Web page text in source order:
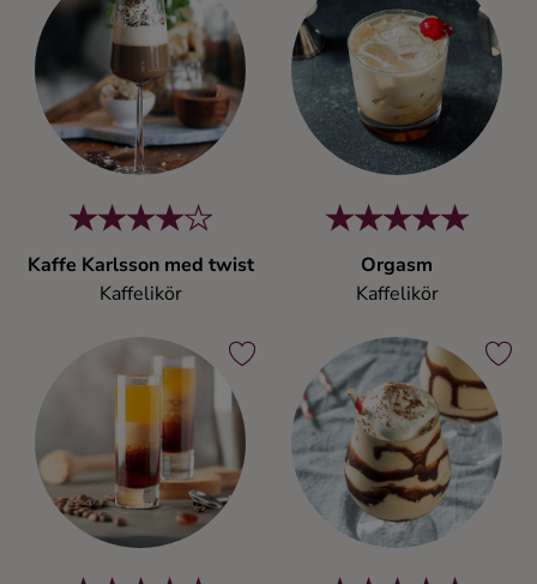
Kaffe Karlsson med twist
Kaffelikör
Orgasm
Kaffelikör